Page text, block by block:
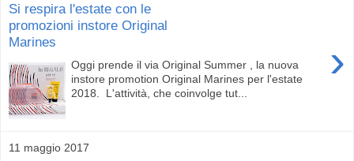
Si respira l'estate con le
promozioni instore Original
Marines
›
Oggi prende il via Original Summer , la nuova
instore promotion Original Marines per l'estate
2018. L'attività, che coinvolge tut...
11 maggio 2017